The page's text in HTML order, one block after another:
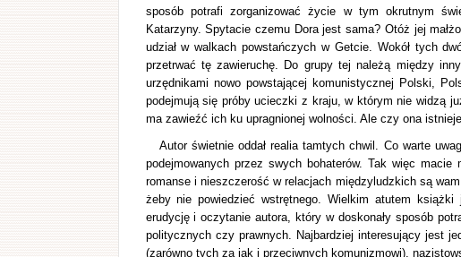
sposób potrafi zorganizować życie w tym okrutnym
Katarzyny. Spytacie czemu Dora jest sama? Otóż jej
udział w walkach powstańczych w Getcie. Wokół tych
przetrwać tę zawieruchę. Do grupy tej należą między
urzędnikami nowo powstającej komunistycznej Polski,
podejmują się próby ucieczki z kraju, w którym nie widzą
ma zawieźć ich ku upragnionej wolności. Ale czy ona
Autor świetnie oddał realia tamtych chwil. Co warte
podejmowanych przez swych bohaterów. Tak więc
romanse i nieszczerość w relacjach międzyludzkich są
żeby nie powiedzieć wstrętnego. Wielkim atutem
erudycję i oczytanie autora, który w doskonały sposób
politycznych czy prawnych. Najbardziej interesujący jest
(zarówno tych za jak i przeciwnych komunizmowi),